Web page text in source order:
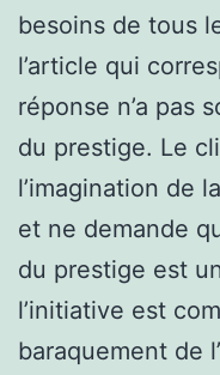
besoins de tous
l’article qui
réponse n’a pas
du prestige. Le
l’imagination de
et ne demande
du prestige est
l’initiative est
baraquement de